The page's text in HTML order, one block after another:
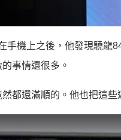
手機上之後，他發現驍龍
事情還很多。
都還滿順的。他也把這些